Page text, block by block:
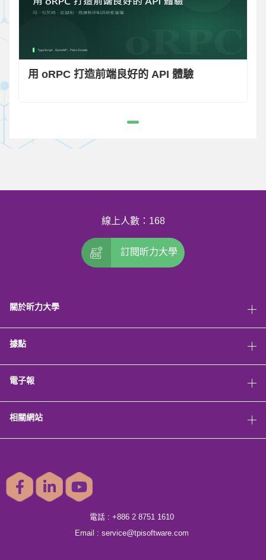
用 oRPC 打造前端良好的 API 體驗
線上人數：168
訂閱昕力大學
關於昕力大學
據點
電子報
相關網站
電話 : +886 2 8751 1610
Email : service@tpisoftware.com